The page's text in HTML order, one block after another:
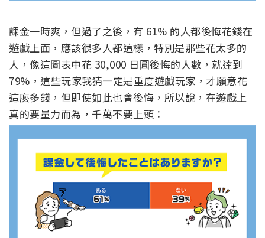
課金一時爽，但過了之後，有 61% 的人都後悔花錢在
遊戲上面，應該很多人都這樣，特別是那些花太多的
人，像這圖表中花 30,000 日圓後悔的人數，就達到
79%，這些玩家我猜一定是重度遊戲玩家，才願意花
這麼多錢，但即使如此也會後悔，所以說，在遊戲上
真的要量力而為，千萬不要上頭：